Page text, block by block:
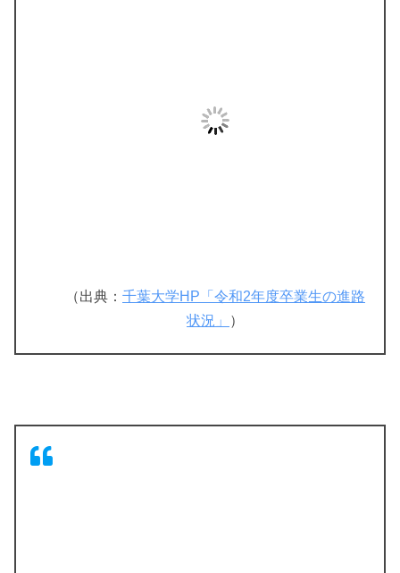
（出典： 千葉大学HP「令和2年度卒業生の進路
状況」
）